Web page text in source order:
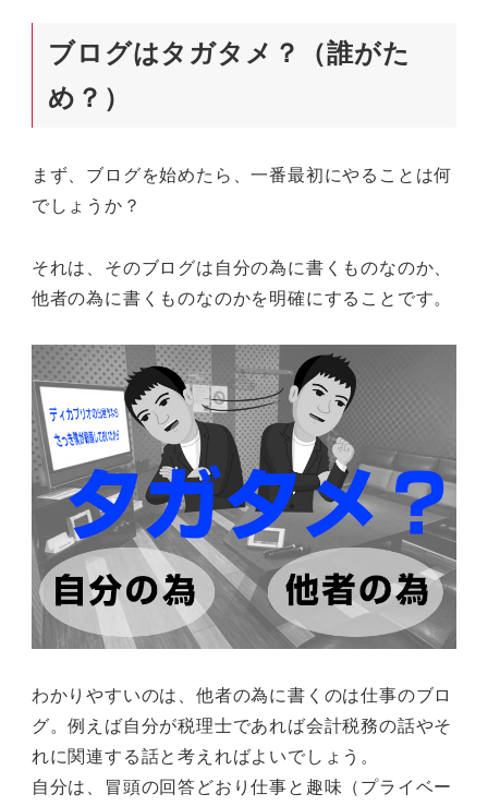
ブログはタガタメ？（誰がた
め？）
まず、ブログを始めたら、一番最初にやることは何
でしょうか？
それは、そのブログは自分の為に書くものなのか、
他者の為に書くものなのかを明確にすることです。
わかりやすいのは、他者の為に書くのは仕事のブロ
グ。例えば自分が税理士であれば会計税務の話やそ
れに関連する話と考えればよいでしょう。
自分は、冒頭の回答どおり仕事と趣味（プライベー